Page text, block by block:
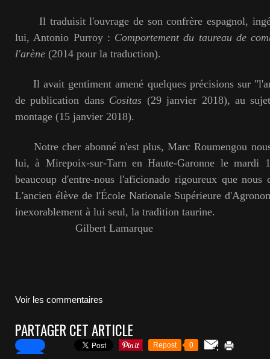
Il traduisit l'ouvrage de son confrère espagnol,
lui, Antonio Purroy : Comportement du taureau de
l'arène (2014 pour la traduction).
Il avait gentiment amené quelques précisions sur
de publication dans Cositas (29 janvier 2018), au
montage (15 janvier 2018).
Notre cher abonné n'est plus, Marc Roumengou
lui, à Mirepoix-sur-Tarn en Haute-Garonne le mardi
beaucoup d'entre-nous l'aficionado rigoureux que nous
L'ancien élève de l'École Nationale Supérieure
inexorablement à lui seul, la tradition taurine.
Gilbert Lamarque
Voir les commentaires
PARTAGER CET ARTICLE
Repost 0